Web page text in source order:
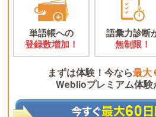
単語帳への
登録数増加！
語彙力診断
無制限！
まずは体験！今なら最大
Weblioプレミアム体験